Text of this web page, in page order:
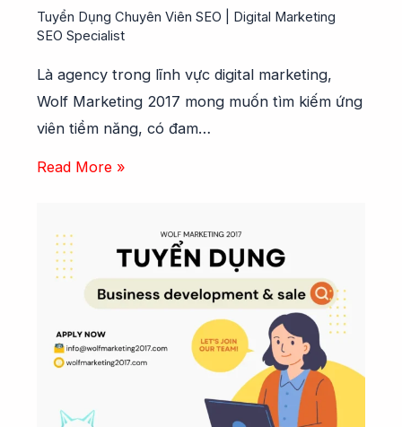
Tuyển Dụng Chuyên Viên SEO | Digital Marketing
SEO Specialist
Là agency trong lĩnh vực digital marketing,
Wolf Marketing 2017 mong muốn tìm kiếm ứng
viên tiềm năng, có đam…
Read More »